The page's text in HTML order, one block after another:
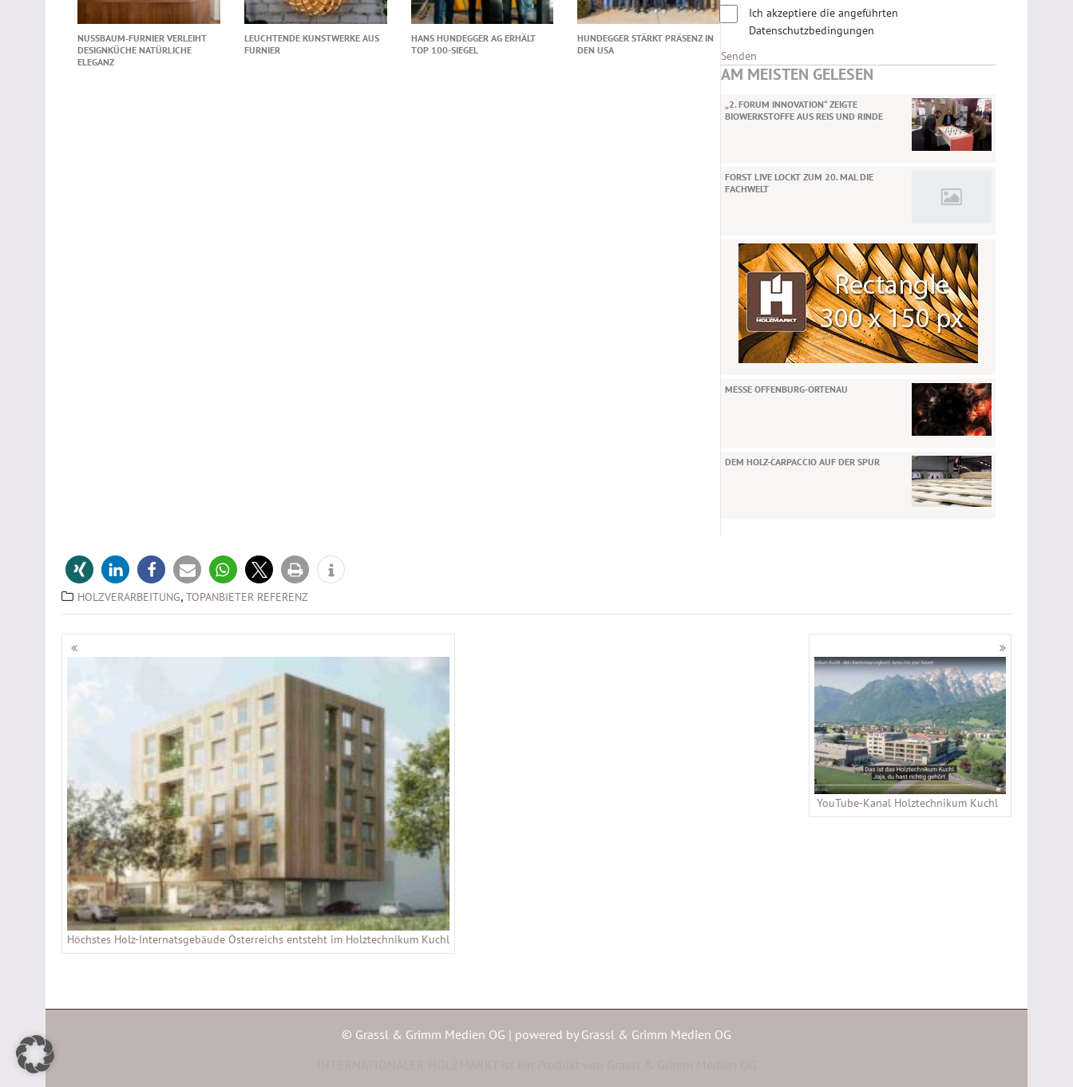
NUSSBAUM‑FURNIER VERLEIHT
DESIGNKÜCHE NATÜRLICHE
ELEGANZ
LEUCHTENDE KUNSTWERKE AUS
FURNIER
HANS HUNDEGGER AG ERHÄLT
TOP 100-SIEGEL
HUNDEGGER STÄRKT PRÄSENZ IN
DEN USA
Ich akzeptiere die angeführten
Datenschutzbedingungen
Senden
AM MEISTEN GELESEN
„2. FORUM INNOVATION“ ZEIGTE
BIOWERKSTOFFE AUS REIS UND RINDE
FORST LIVE LOCKT ZUM 20. MAL DIE
FACHWELT
MESSE OFFENBURG-ORTENAU
DEM HOLZ-CARPACCIO AUF DER SPUR
HOLZVERARBEITUNG, TOPANBIETER REFERENZ
Beitragsnavigation
Höchstes Holz-Internatsgebäude Österreichs entsteht im Holztechnikum Kuchl
YouTube-Kanal Holztechnikum Kuchl
© Grassl & Grimm Medien OG | powered by Grassl & Grimm Medien OG